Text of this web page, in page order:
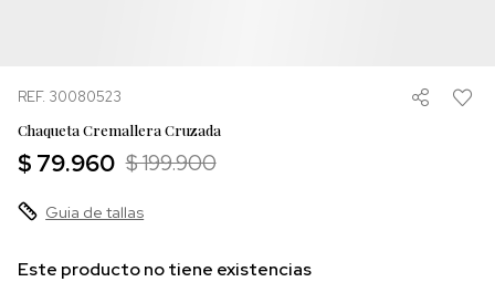
REF. 30080523
Chaqueta Cremallera Cruzada
$ 79.960 $ 199.900
Guia de tallas
Este producto no tiene existencias